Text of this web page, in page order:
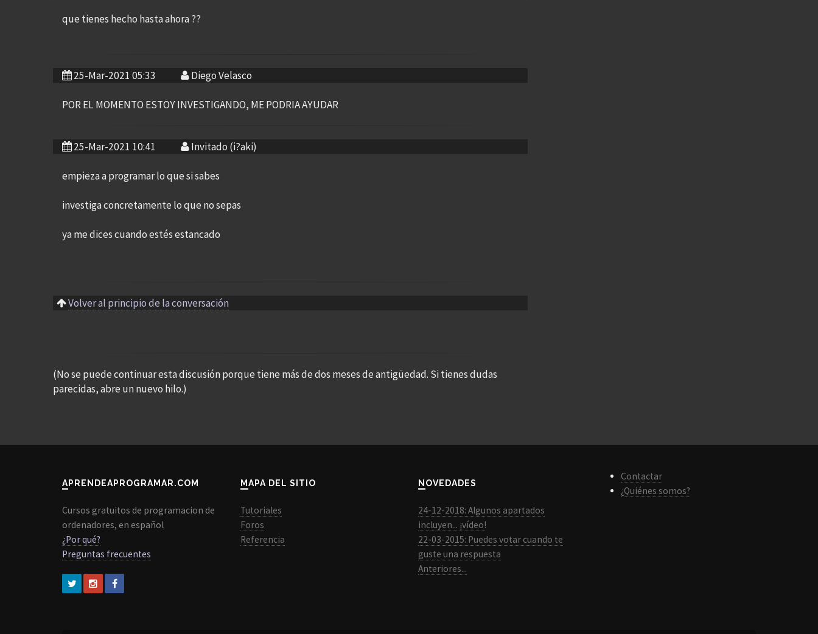
que tienes hecho hasta ahora ??
25-Mar-2021 05:33 Diego Velasco
POR EL MOMENTO ESTOY INVESTIGANDO, ME PODRIA AYUDAR
25-Mar-2021 10:41 Invitado (i?aki)
empieza a programar lo que si sabes
investiga concretamente lo que no sepas
ya me dices cuando estés estancado
Volver al principio de la conversación
(No se puede continuar esta discusión porque tiene más de dos meses de antigüedad. Si tienes dudas
parecidas, abre un nuevo hilo.)
APRENDEAPROGRAMAR.COM
Cursos gratuitos de programacion de
ordenadores, en español
¿Por qué?
Preguntas frecuentes
MAPA DEL SITIO
Tutoriales
Foros
Referencia
NOVEDADES
24-12-2018: Algunos apartados
incluyen... ¡vídeo!
22-03-2015: Puedes votar cuando te
guste una respuesta
Anteriores...
Contactar
¿Quiénes somos?